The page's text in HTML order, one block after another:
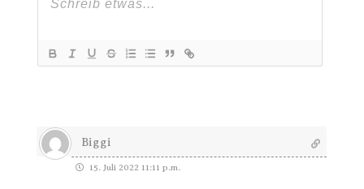
Biggi
15. Juli 2022 11:11 p.m.